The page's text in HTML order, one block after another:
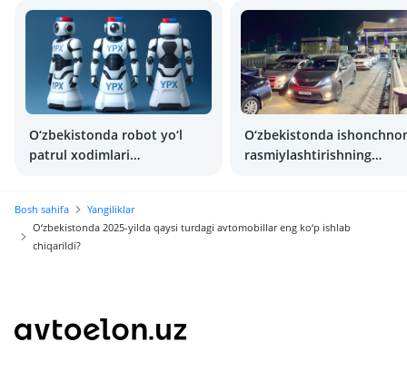
O‘zbekistonda robot yo‘l
patrul xodimlari
O‘zbekistonda
rasmiylashtirishning
Bosh sahifa
Yangiliklar
O‘zbekistonda 2025-yilda qaysi turdagi avtomobillar eng ko‘p ishlab
chiqarildi?